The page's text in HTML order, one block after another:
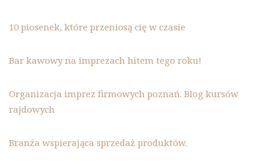
10 piosenek, które przeniosą cię w czasie
Bar kawowy na imprezach hitem tego roku!
Organizacja imprez firmowych poznań. Blog kursów
rajdowych
Branża wspierająca sprzedaż produktów.